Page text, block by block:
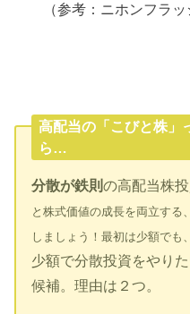
（参考：ニホンフラ
高配当の「こびと株」
ら…
分散が鉄則の高配当株投
と株式価値の成長を両立する
しましょう！最初は少額でも
少額で分散投資をやり
候補。理由は２つ。